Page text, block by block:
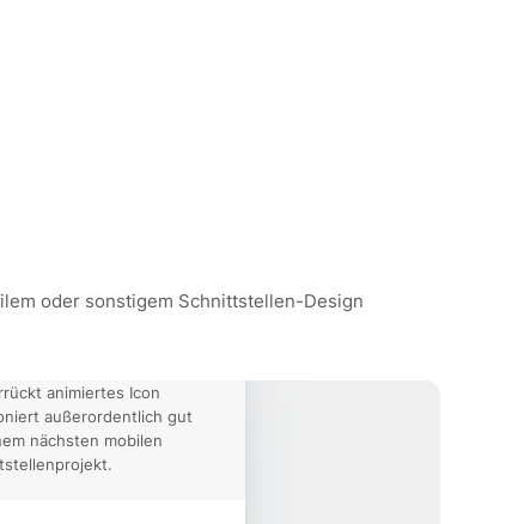
oder sonstigem Schnittstellen-Design
animiertes Icon
außerordentlich gut
nächsten mobilen